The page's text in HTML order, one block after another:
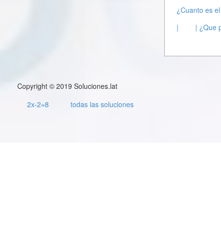
¿Cuanto es
|
| ¿Que
Copyright © 2019 Soluciones.lat
2x-2=8
todas las soluciones